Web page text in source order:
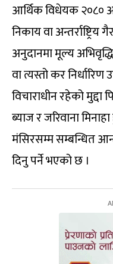
आर्थिक विधेयक २०८०
निकाय वा अन्तर्राष्ट्रिय
अनुदानमा मूल्य
वा त्यस्तो कर
विचाराधीन रहेको
ब्याज र जरिवाना
मंसिरसम्म सम्बन्धित
दिनु पर्ने भएको छ ।